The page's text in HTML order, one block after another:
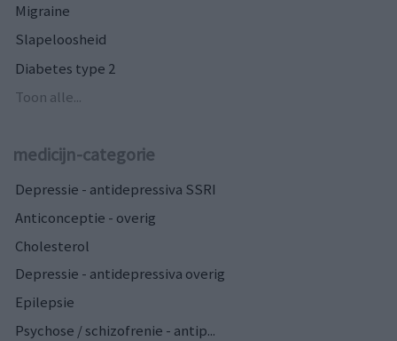
Migraine
Slapeloosheid
Diabetes type 2
Toon alle...
medicijn-categorie
Depressie - antidepressiva SSRI
Anticonceptie - overig
Cholesterol
Depressie - antidepressiva overig
Epilepsie
Psychose / schizofrenie - antip...